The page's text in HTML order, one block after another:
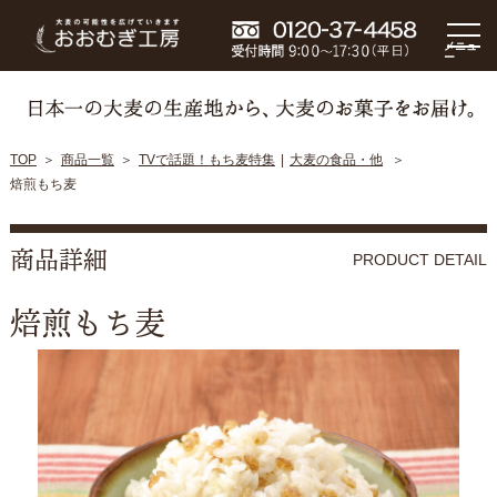
メニュ
ー
TOP 商品一覧 TVで話題！もち麦特集
大麦の食品・他
焙煎もち麦
商品詳細 PRODUCT DETAIL
焙煎もち麦